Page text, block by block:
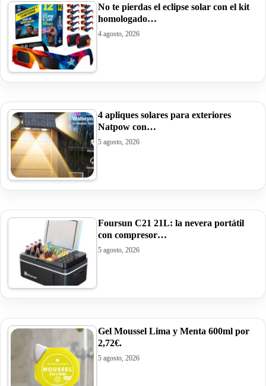
No te pierdas el eclipse solar con el kit
homologado…
4 agosto, 2026
4 apliques solares para exteriores
Natpow con…
5 agosto, 2026
Foursun C21 21L: la nevera portátil
con compresor…
5 agosto, 2026
Gel Moussel Lima y Menta 600ml por
2,72€.
5 agosto, 2026